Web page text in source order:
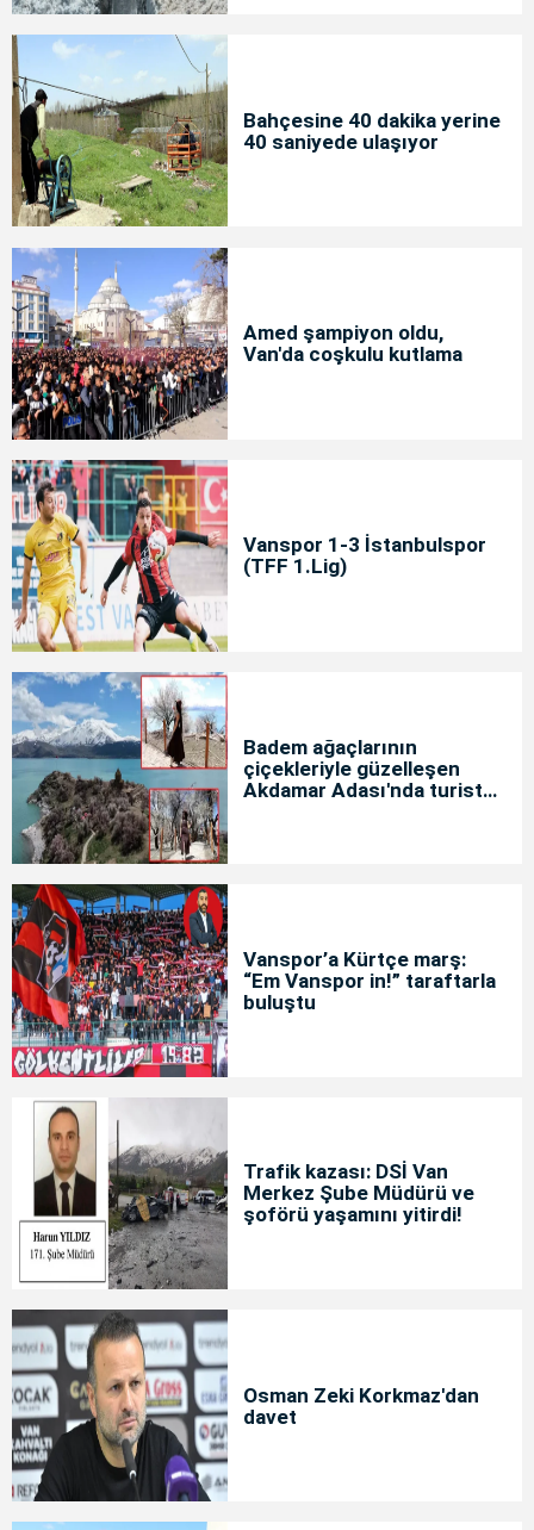
Bahçesine 40 dakika yerine
40 saniyede ulaşıyor
Amed şampiyon oldu,
Van'da coşkulu kutlama
Vanspor 1-3 İstanbulspor
(TFF 1.Lig)
Badem ağaçlarının
çiçekleriyle güzelleşen
Akdamar Adası'nda turist
Vanspor’a Kürtçe marş:
“Em Vanspor in!” taraftarla
buluştu
Trafik kazası: DSİ Van
Merkez Şube Müdürü ve
şoförü yaşamını yitirdi!
Osman Zeki Korkmaz'dan
davet